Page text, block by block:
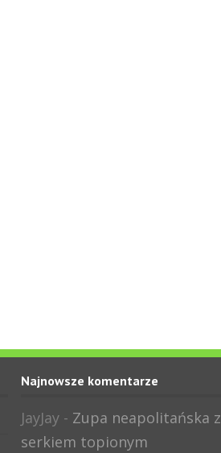
Najnowsze komentarze
JayJay - Zupa neapolitańska z
serkiem topionym